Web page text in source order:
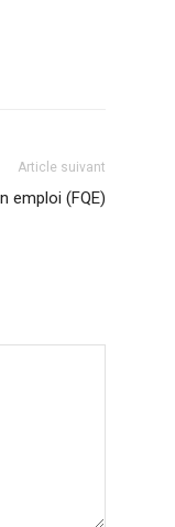
Article suivant
emploi (FQE)